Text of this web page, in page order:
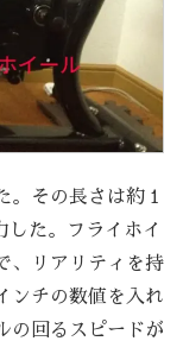
その長さは約１
した。フライホイ
、リアリティを持
ンチの数値を入れ
の回るスピードが